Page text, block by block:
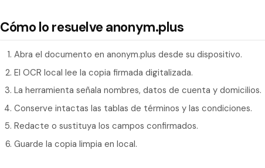
Cómo lo resuelve anonym.plus
Abra el documento en anonym.plus desde su dispositivo.
El OCR local lee la copia firmada digitalizada.
La herramienta señala nombres, datos de cuenta y domicilios.
Conserve intactas las tablas de términos y las condiciones.
Redacte o sustituya los campos confirmados.
Guarde la copia limpia en local.